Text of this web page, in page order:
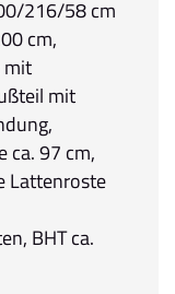
216/58 cm
cm,
mit
mit
ca. 97 cm,
Lattenroste
BHT ca.